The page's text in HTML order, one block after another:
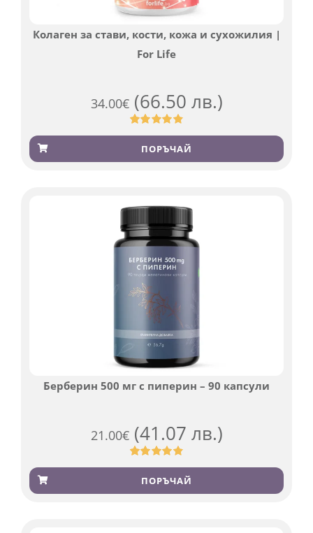
Колаген за стави, кости, кожа и сухожилия |
For Life
34.00€ (66.50 лв.)
Оценен
4.83 от 5,
базирано
923
ПОРЪЧАЙ
Берберин 500 мг с пиперин – 90 капсули
21.00€ (41.07 лв.)
Оценен
4.84 от 5,
базирано
369
ПОРЪЧАЙ